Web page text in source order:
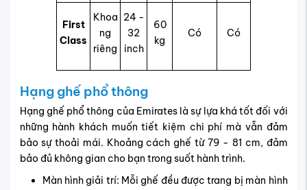
First
Class
Khoa
ng
riêng
24 -
32
inch
60
kg
Có Có
Hạng ghế phổ thông
Hạng ghế phổ thông của Emirates là sự lựa khá tốt đối với
những hành khách muốn tiết kiệm chi phí mà vẫn đảm
bảo sự thoải mái. Khoảng cách ghế từ 79 - 81 cm, đảm
bảo đủ không gian cho bạn trong suốt hành trình.
Màn hình giải trí: Mỗi ghế đều được trang bị màn hình